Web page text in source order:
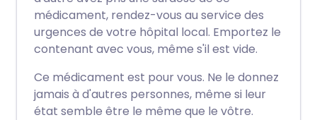
médicament, rendez-vous au service des
urgences de votre hôpital local. Emportez le
contenant avec vous, même s'il est vide.
Ce médicament est pour vous. Ne le donnez
jamais à d'autres personnes, même si leur
état semble être le même que le vôtre.